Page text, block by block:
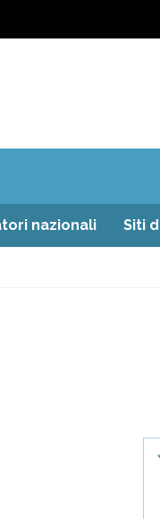
nazionali Siti